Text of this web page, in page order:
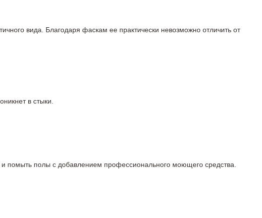
вида. Благодаря фаскам ее практически невозможно отличить от
в стыки.
помыть полы с добавлением профессионального моющего средства.